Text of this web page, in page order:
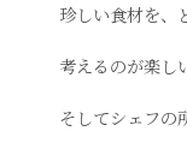
珍しい食材を、
考えるのが楽し
そしてシェフの